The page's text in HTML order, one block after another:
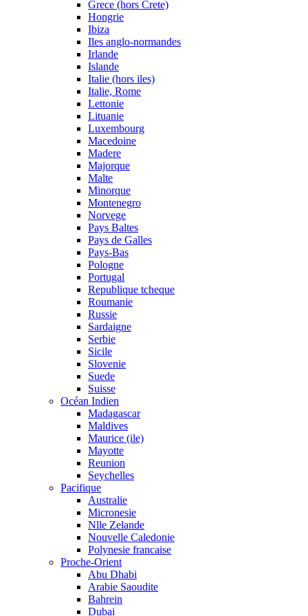
Grece (hors Crete)
Hongrie
Ibiza
Iles anglo-normandes
Irlande
Islande
Italie (hors iles)
Italie, Rome
Lettonie
Lituanie
Luxembourg
Macedoine
Madere
Majorque
Malte
Minorque
Montenegro
Norvege
Pays Baltes
Pays de Galles
Pays-Bas
Pologne
Portugal
Republique tcheque
Roumanie
Russie
Sardaigne
Serbie
Sicile
Slovenie
Suede
Suisse
Océan Indien
Madagascar
Maldives
Maurice (ile)
Mayotte
Reunion
Seychelles
Pacifique
Australie
Micronesie
Nlle Zelande
Nouvelle Caledonie
Polynesie francaise
Proche-Orient
Abu Dhabi
Arabie Saoudite
Bahrein
Dubai